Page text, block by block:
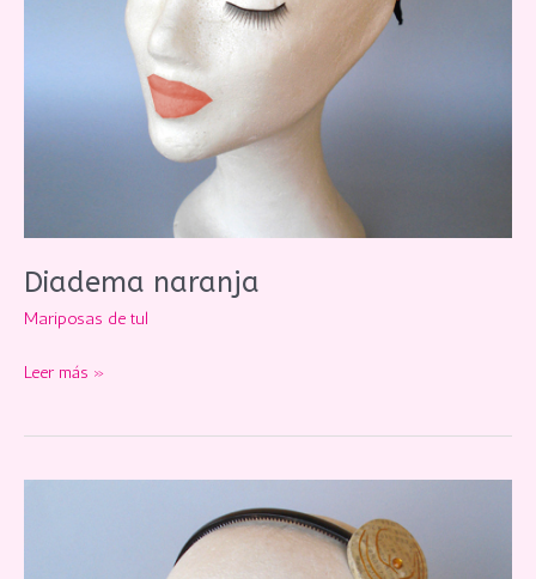
Diadema naranja
Mariposas de tul
Diadema
Leer más »